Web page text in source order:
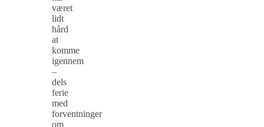
været
lidt
hård
at
komme
igennem
–
dels
ferie
med
forventninger
om